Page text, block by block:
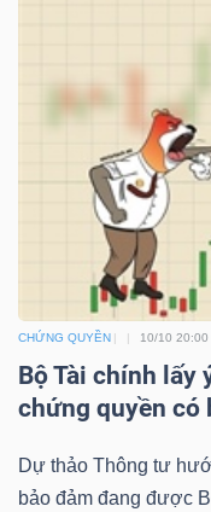
CHỨNG QUYỀN 10/10 20:00
Bộ Tài chính lấy
chứng quyền có
Dự thảo Thông tư
bảo đảm đang được
DÙNG
THIẾT
CHĂM
SỨC
KHỎE